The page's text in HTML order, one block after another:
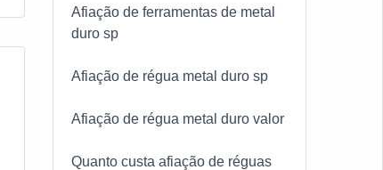
Afiação de ferramentas de metal
duro sp
Afiação de régua metal duro sp
Afiação de régua metal duro valor
Quanto custa afiação de réguas